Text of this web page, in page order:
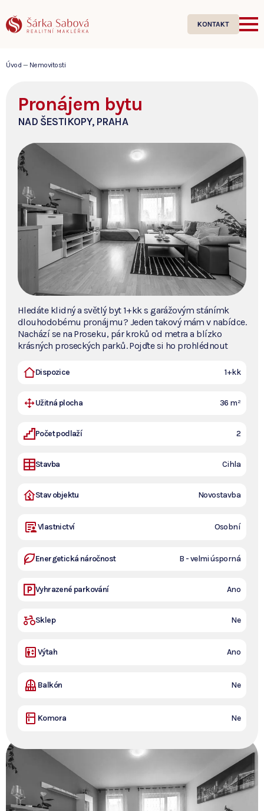
KONTAKT
Úvod — Nemovitosti
Nemovitost již není v
Pronájem bytu
NAD ŠESTIKOPY, PRAHA
Hledáte klidný a světlý byt 1+kk s garážovým stánímk
dlouhodobému pronájmu? Jeden takový mám v nabídce.
Nachází se na Proseku, pár kroků od metra a blízko
krásných proseckých parků. Pojďte si ho prohlédnout
Dispozice 1+kk
Užitná plocha 36 m²
Počet podlaží 2
Stavba Cihla
Stav objektu Novostavba
Vlastnictví Osobní
Energetická náročnost B - velmi úsporná
Vyhrazené parkování Ano
Sklep Ne
Výtah Ano
Balkón Ne
Komora Ne